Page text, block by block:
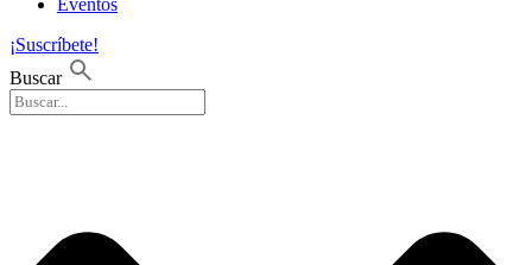
Eventos
¡Suscríbete!
Buscar